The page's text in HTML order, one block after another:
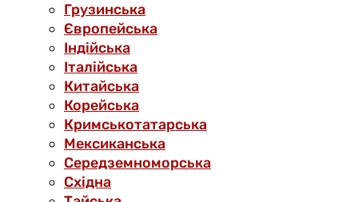
Грузинська
Європейська
Індійська
Італійська
Китайська
Корейська
Кримськотатарська
Мексиканська
Середземноморська
Східна